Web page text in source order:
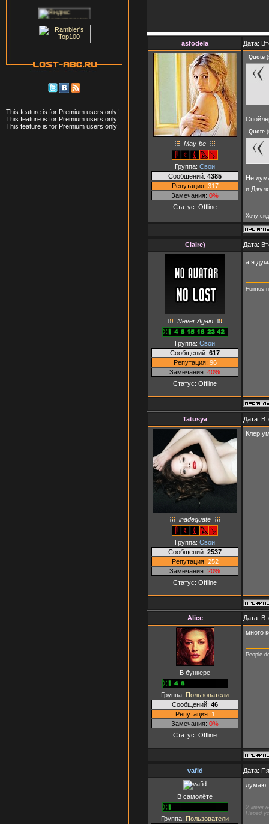
This feature is for Premium users only!
This feature is for Premium users only!
This feature is for Premium users only!
asfodela Дата:
May-be
Группа: Свои
Сообщений: 4385
Репутация: 317
Замечания: 0%
Статус: Offline
Quote (
Quote (
Не
и
Хочу
Claire) Дата:
Never Again
Группа: Свои
Сообщений: 617
Репутация: 96
Замечания: 40%
Статус: Offline
а я
Fuimus
Tatusya Дата:
inadequate
Группа: Свои
Сообщений: 2537
Репутация: 252
Замечания: 20%
Статус: Offline
Клер
Alice Дата:
В бункере
Группа: Пользователи
Сообщений: 46
Репутация: 1
Замечания: 0%
Статус: Offline
много
People
vafid Дата:
В самолёте
Группа: Пользователи
думаю,
У меня
Перед